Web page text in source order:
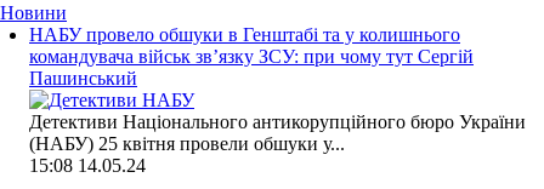
Новини
НАБУ провело обшуки в Генштабі та у колишнього
командувача військ зв’язку ЗСУ: при чому тут Сергій
Пашинський
Детективи Національного антикорупційного бюро України
(НАБУ) 25 квітня провели обшуки у...
15:08 14.05.24